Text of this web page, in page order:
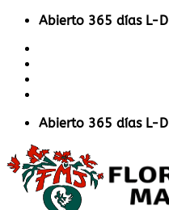
Saltar
contenido
Abierto 365 días L-
Abierto 365 días L-